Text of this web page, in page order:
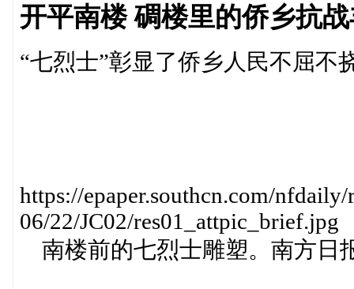
开平南楼 碉楼里的侨乡抗
“七烈士”彰显了侨乡人民不屈不
https://epaper.southcn.com/
06/22/JC02/res01_attpic_brief.jpg
南楼前的七烈士雕塑。南方日